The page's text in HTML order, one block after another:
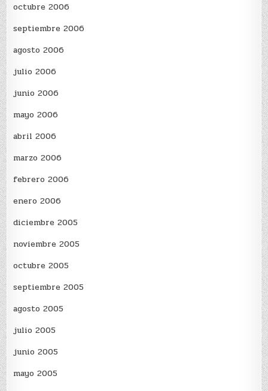
octubre 2006
septiembre 2006
agosto 2006
julio 2006
junio 2006
mayo 2006
abril 2006
marzo 2006
febrero 2006
enero 2006
diciembre 2005
noviembre 2005
octubre 2005
septiembre 2005
agosto 2005
julio 2005
junio 2005
mayo 2005